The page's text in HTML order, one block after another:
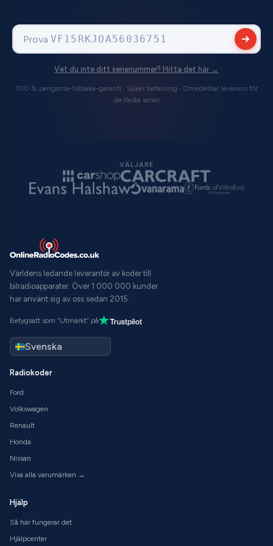
Prova 281154420RTN018
Vet du inte ditt serienummer? Hitta det här →
100 % pengarna-tillbaka-garanti · Säker betalning · Omedelbar leverans för
de flesta serier
VÄLJARE
Världens ledande leverantör av koder till
bilradioapparater. Över 1 000 000 kunder
har använt sig av oss sedan 2015.
Betygsatt som ”Utmärkt” på
Radiokoder
Ford
Volkswagen
Renault
Honda
Nissan
Visa alla varumärken →
Hjälp
Så här fungerar det
Hjälpcenter